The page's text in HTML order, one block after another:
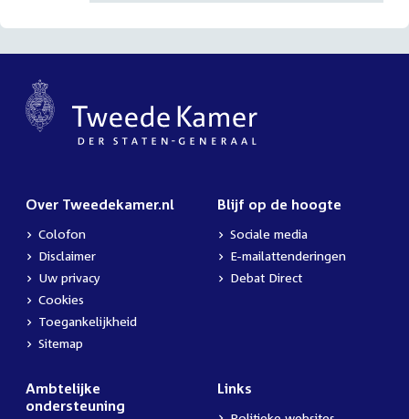
Over Tweedekamer.nl
Colofon
Disclaimer
Uw privacy
Cookies
Toegankelijkheid
Sitemap
Blijf op de hoogte
Sociale media
E-mailattenderingen
Debat Direct
Ambtelijke
ondersteuning
Links